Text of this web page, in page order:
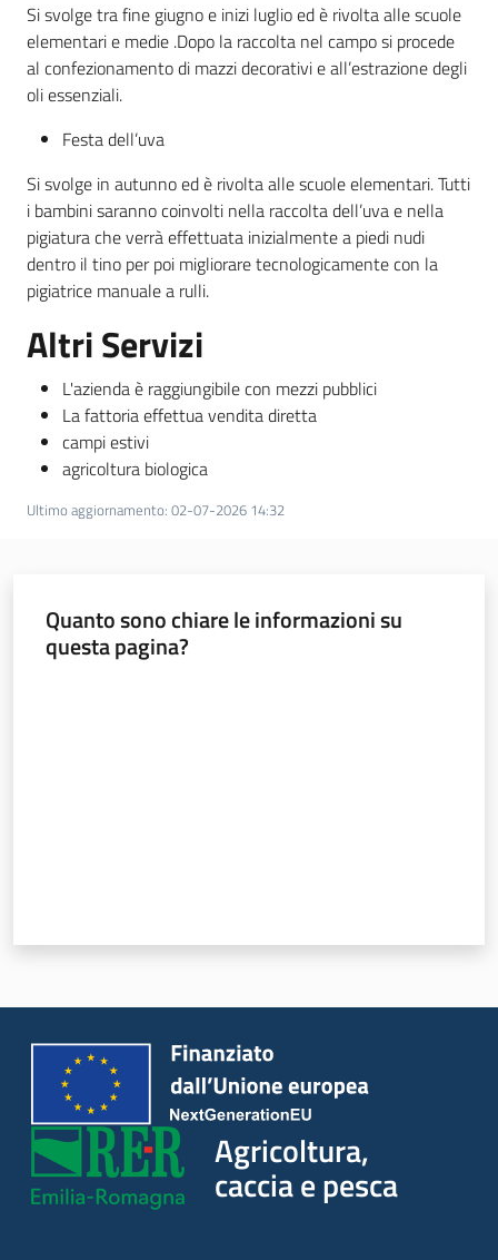
Si svolge tra fine giugno e inizi luglio ed è rivolta alle scuole
elementari e medie .Dopo la raccolta nel campo si procede
al confezionamento di mazzi decorativi e all’estrazione degli
oli essenziali.
Festa dell’uva
Si svolge in autunno ed è rivolta alle scuole elementari. Tutti
i bambini saranno coinvolti nella raccolta dell’uva e nella
pigiatura che verrà effettuata inizialmente a piedi nudi
dentro il tino per poi migliorare tecnologicamente con la
pigiatrice manuale a rulli.
Altri Servizi
L'azienda è raggiungibile con mezzi pubblici
La fattoria effettua vendita diretta
campi estivi
agricoltura biologica
Ultimo aggiornamento: 02-07-2026 14:32
Quanto sono chiare le informazioni su
questa pagina?
Agricoltura,
caccia e pesca